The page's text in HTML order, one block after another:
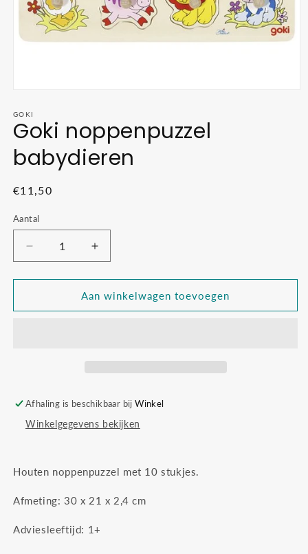
openen
in
modaal
GOKI
Goki noppenpuzzel
babydieren
Normale
€11,50
Aantal
Aantal
verlagen
voor
noppenpuzzel
Aantal
verhogen
voor
Goki
noppenpuzzel
Aan winkelwagen toevoegen
Afhaling is beschikbaar bijWinkel
Winkelgegevens bekijken
Houten noppenpuzzel met 10 stukjes.
Afmeting: 30 x 21 x 2,4 cm
Adviesleeftijd: 1+